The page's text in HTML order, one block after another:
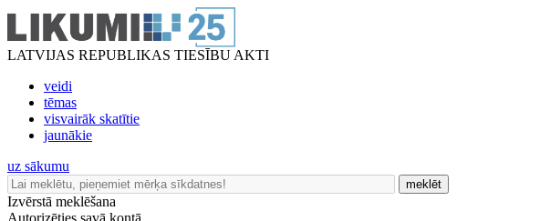
LATVIJAS REPUBLIKAS TIESĪBU AKTI
veidi
tēmas
visvairāk skatītie
jaunākie
uz sākumu
meklēt
Izvērstā meklēšana
Autorizēties savā kontā